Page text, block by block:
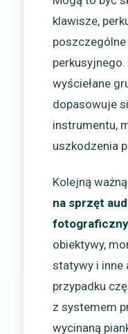
klawisze,
wyściełane
dopasowuje
instrumentu,
uszkodzenia
Kolejną
na sprzęt
fotograficzny
obiektywy,
statywy i inne
przypadku
z systemem
wycinaną